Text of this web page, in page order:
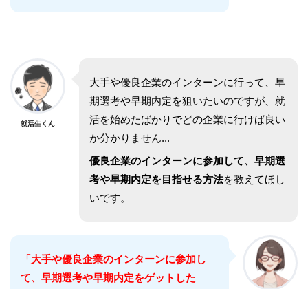
就活生くん
大手や優良企業のインターンに行って、早
期選考や早期内定を狙いたいのですが、就
活を始めたばかりでどの企業に行けば良い
か分かりません...
優良企業のインターンに参加して、早期選
考や早期内定を目指せる方法を教えてほし
いです。
「大手や優良企業のインターンに参加し
て、早期選考や早期内定をゲットした